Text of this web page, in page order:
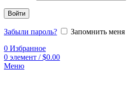
Войти
Забыли пароль?
Запомнить меня
0 Избранное
0 элемент / $0.00
Меню